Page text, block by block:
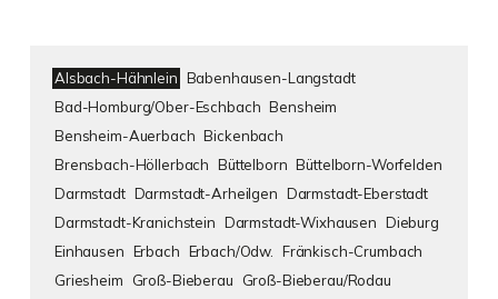
Alsbach-Hähnlein Babenhausen-Langstadt
Bad-Homburg/Ober-Eschbach Bensheim
Bensheim-Auerbach Bickenbach
Brensbach-Höllerbach Büttelborn Büttelborn-Worfelden
Darmstadt Darmstadt-Arheilgen Darmstadt-Eberstadt
Darmstadt-Kranichstein Darmstadt-Wixhausen Dieburg
Einhausen Erbach Erbach/Odw.
Fränkisch-Crumbach
Griesheim
Groß-Bieberau
Groß-Bieberau/Rodau